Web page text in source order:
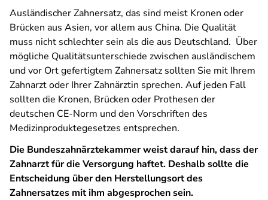
Ausländischer Zahnersatz, das sind meist Kronen oder
Brücken aus Asien, vor allem aus China. Die Qualität
muss nicht schlechter sein als die aus Deutschland. Über
mögliche Qualitätsunterschiede zwischen ausländischem
und vor Ort gefertigtem Zahnersatz sollten Sie mit Ihrem
Zahnarzt oder Ihrer Zahnärztin sprechen. Auf jeden Fall
sollten die Kronen, Brücken oder Prothesen der
deutschen CE-Norm und den Vorschriften des
Medizinproduktegesetzes entsprechen.
Die Bundeszahnärztekammer weist darauf hin, dass der
Zahnarzt für die Versorgung haftet. Deshalb sollte die
Entscheidung über den Herstellungsort des
Zahnersatzes mit ihm abgesprochen sein.